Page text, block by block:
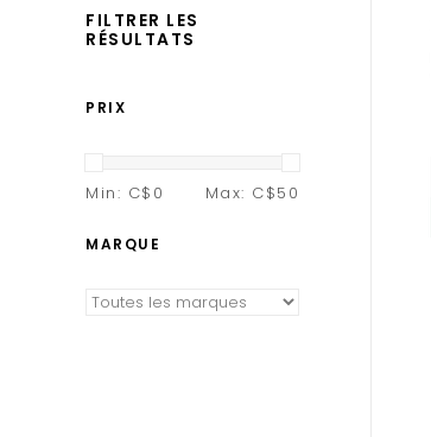
FILTRER LES
RÉSULTATS
PRIX
Min: C$ 0 Max: C$50
MARQUE